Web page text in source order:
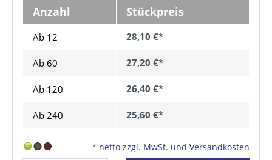
Anzahl Stückpreis
Ab 12 28,10 €*
Ab 60 27,20 €*
Ab 120 26,40 €*
Ab 240 25,60 €*
* netto zzgl. MwSt. und Versandkosten